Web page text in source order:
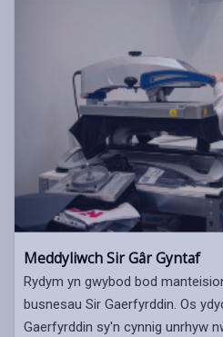
Meddyliwch Sir Gâr Gyntaf
Rydym yn gwybod bod
busnesau Sir Gaerfyrddin. Os
Gaerfyrddin sy'n cynnig unrhyw